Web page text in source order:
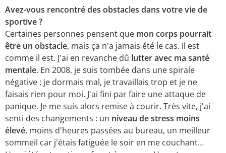
Avez-vous rencontré des obstacles dans votre vie de
sportive ?
Certaines personnes pensent que mon corps pourrait
être un obstacle, mais ça n'a jamais été le cas. Il est
comme il est. J'ai en revanche dû lutter avec ma santé
mentale. En 2008, je suis tombée dans une spirale
négative : je dormais mal, je travaillais trop et je ne
faisais rien pour moi. J'ai fini par faire une attaque de
panique. Je me suis alors remise à courir. Très vite, j'ai
senti des changements : un niveau de stress moins
élevé, moins d'heures passées au bureau, un meilleur
sommeil car j'étais fatiguée le soir en me couchant…